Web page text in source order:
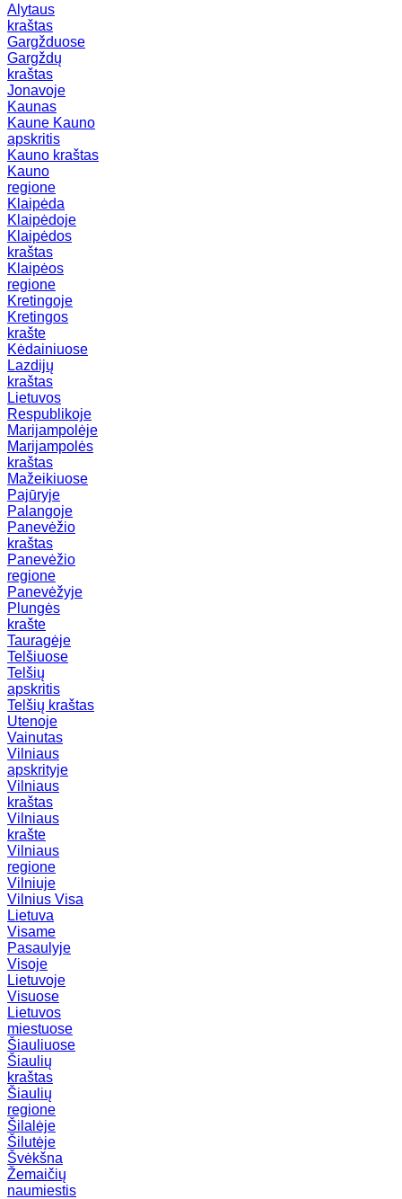
Alytaus
kraštas
Gargžduose
Gargždų
kraštas
Jonavoje
Kaunas
Kaune Kauno
apskritis
Kauno kraštas
Kauno
regione
Klaipėda
Klaipėdoje
Klaipėdos
kraštas
Klaipėos
regione
Kretingoje
Kretingos
krašte
Kėdainiuose
Lazdijų
kraštas
Lietuvos
Respublikoje
Marijampolėje
Marijampolės
kraštas
Mažeikiuose
Pajūryje
Palangoje
Panevėžio
kraštas
Panevėžio
regione
Panevėžyje
Plungės
krašte
Tauragėje
Telšiuose
Telšių
apskritis
Telšių kraštas
Utenoje
Vainutas
Vilniaus
apskrityje
Vilniaus
kraštas
Vilniaus
krašte
Vilniaus
regione
Vilniuje
Vilnius Visa
Lietuva
Visame
Pasaulyje
Visoje
Lietuvoje
Visuose
Lietuvos
miestuose
Šiauliuose
Šiaulių
kraštas
Šiaulių
regione
Šilalėje
Šilutėje
Švėkšna
Žemaičių
naumiestis